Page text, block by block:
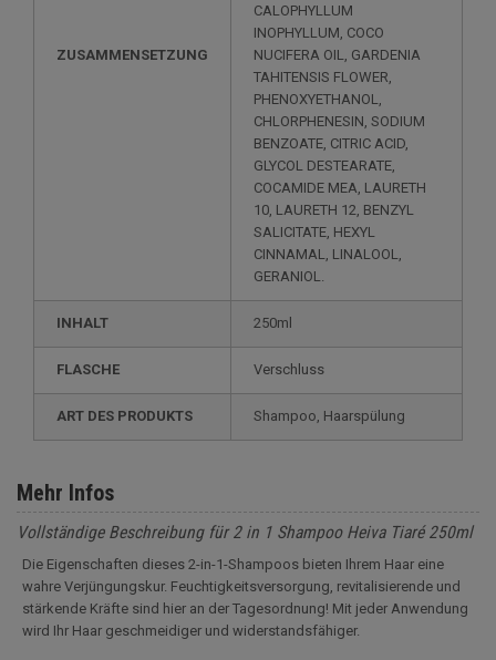
ZUSAMMENSETZUNG
CALOPHYLLUM
INOPHYLLUM, COCO
NUCIFERA OIL, GARDENIA
TAHITENSIS FLOWER,
PHENOXYETHANOL,
CHLORPHENESIN, SODIUM
BENZOATE, CITRIC ACID,
GLYCOL DESTEARATE,
COCAMIDE MEA, LAURETH
10, LAURETH 12, BENZYL
SALICITATE, HEXYL
CINNAMAL, LINALOOL,
GERANIOL.
INHALT 250ml
FLASCHE Verschluss
ART DES PRODUKTS Shampoo, Haarspülung
Mehr Infos
Vollständige Beschreibung für 2 in 1 Shampoo Heiva Tiaré 250ml
Die Eigenschaften dieses 2-in-1-Shampoos bieten Ihrem Haar eine
wahre Verjüngungskur. Feuchtigkeitsversorgung, revitalisierende und
stärkende Kräfte sind hier an der Tagesordnung! Mit jeder Anwendung
wird Ihr Haar geschmeidiger und widerstandsfähiger.